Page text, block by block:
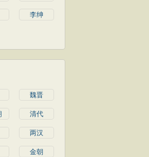
李绅
魏晋
清代
两汉
金朝